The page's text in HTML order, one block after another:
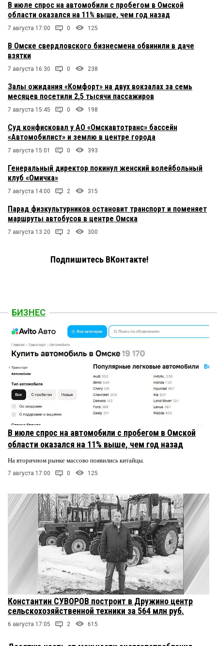
В июле спрос на автомобили с пробегом в Омской
области оказался на 11% выше, чем год назад
7 августа 17:00 0 125
В Омске свердловского бизнесмена обвинили в даче
взятки
7 августа 16:30 0 238
Залы ожидания «Комфорт» на двух вокзалах за семь
месяцев посетили 2,5 тысячи пассажиров
7 августа 15:45 0 198
Суд конфисковал у АО «Омскавтотранс» бассейн
«Автомобилист» и землю в центре города
7 августа 15:01 0 393
Генеральный директор покинул женский волейбольный
клуб «Омичка»
7 августа 14:00 2 315
Парад физкультурников остановит транспорт и поменяет
маршруты автобусов в центре Омска
7 августа 13:20 2 300
Подпишитесь ВКонтакте!
БИЗНЕС
В июле спрос на автомобили с пробегом в Омской
области оказался на 11% выше, чем год назад
На вторичном рынке массово появились китайцы.
7 августа 17:00 0 125
Константин СУВОРОВ построит в Дружино центр
сельскохозяйственной техники за 564 млн руб.
6 августа 17:05 2 615